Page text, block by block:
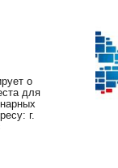
о
для
г.